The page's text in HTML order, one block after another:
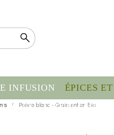
INFUSION ÉPICES
COMPLÉMENT
Poivre blanc - Grain entier Bio